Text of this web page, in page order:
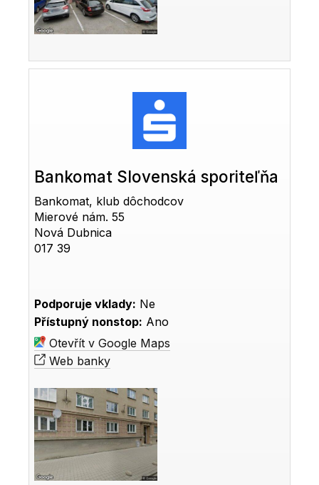
Bankomat Slovenská sporiteľňa
Bankomat, klub dôchodcov
Mierové nám. 55
Nová Dubnica
017 39
Podporuje vklady: Ne
Přístupný nonstop: Ano
Otevřít v Google Maps
Web banky